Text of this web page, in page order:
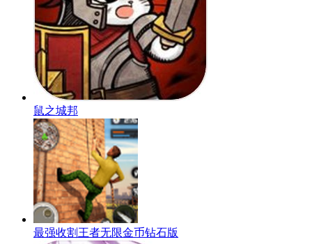
鼠之城邦
最强收割王者无限金币钻石版